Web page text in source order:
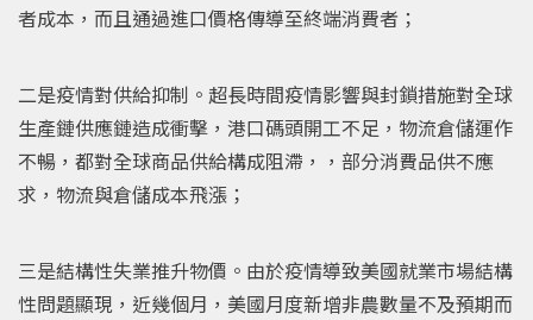
者成本，而且通過進口價格傳導至終端消費者；
二是疫情對供給抑制。超長時間疫情影響與封鎖措施對全球
生產鏈供應鏈造成衝擊，港口碼頭開工不足，物流倉儲運作
不暢，都對全球商品供給構成阻滯，，部分消費品供不應
求，物流與倉儲成本飛漲；
三是結構性失業推升物價。由於疫情導致美國就業市場結構
性問題顯現，近幾個月，美國月度新增非農數量不及預期而